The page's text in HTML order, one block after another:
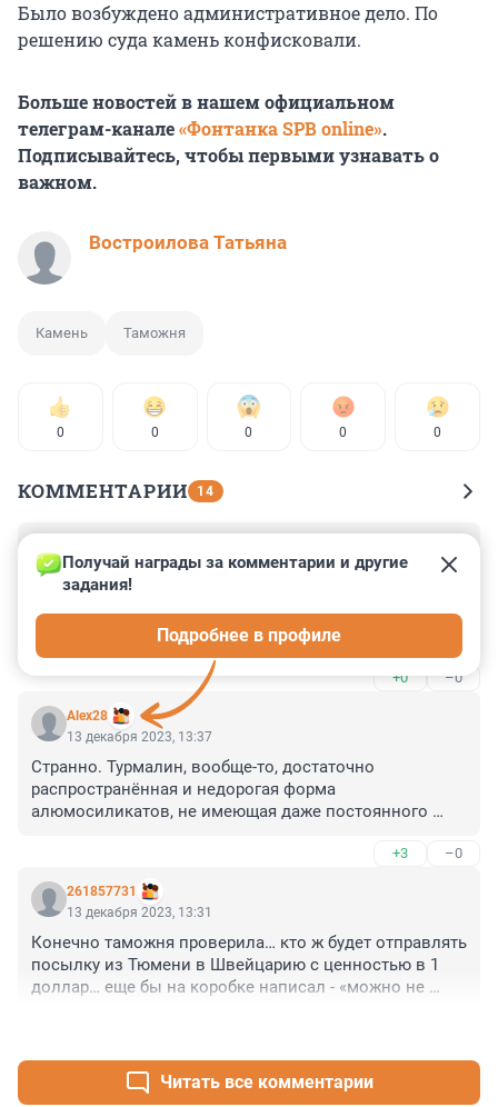
Было возбуждено административное дело. По
решению суда камень конфисковали.
Больше новостей в нашем официальном
телеграм-канале«Фонтанка SPB online».
Подписывайтесь, чтобы первыми узнавать о
важном.
Востроилова Татьяна
Камень Таможня
0 0 0 0 0
КОММЕНТАРИИ 14
13 декабря 2023, 15:21
Отрпавитель редкостный глупец. Все зарубежные
посылки вскрываются. Это было даже в более
наплевательские времена. А уж в нынешнее-то
-таможенников регулярно настрополяют. Можно
всячески развлекаться стаможней но если
пропустишь объект ограниченного оборота вылетишь
с теплого места сразу Они стараются
+0 –0
Alex28
Получай награды за комментарии и другие
задания!
Подробнее в профиле
13 декабря 2023, 13:37
Странно. Турмалин, вообще-то, достаточно
распространённая и недорогая форма
алюмосиликатов, не имеющая даже постоянного
технике и способная иметь стратегическое значение
разновидность, это бесцветная и прозрачная, с
двойным лучепреломлением, для нужд оптики.
Остальное поделочные камни для недорогих
украшений, кроме ювелирных, редкой окраски. При
чём здесь стратегия?
+3 –0
261857731
13 декабря 2023, 13:31
Конечно таможня проверила… кто ж будет отправлять
посылку из Тюмени в Швейцарию с ценностью в 1
доллар… еще бы на коробке написал - «можно не
Читать все комментарии